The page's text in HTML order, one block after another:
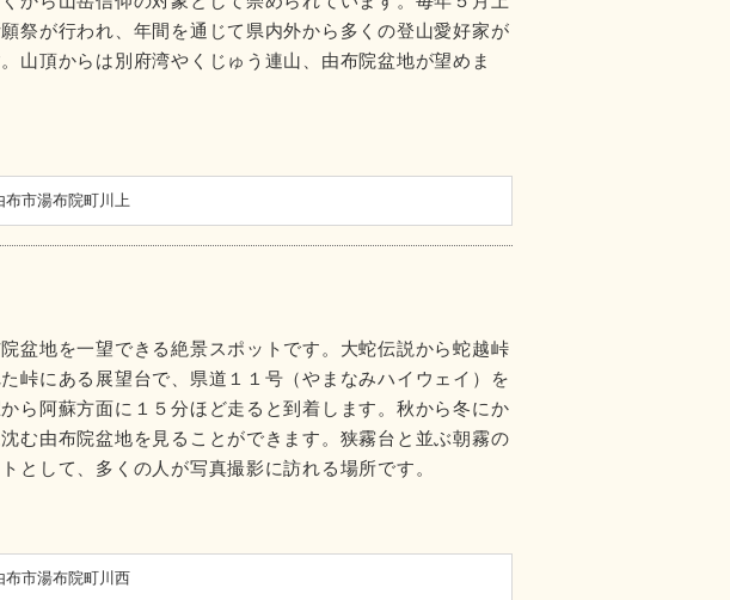
祭が行われ、年間を通じて県内外から多くの登山愛好家が
山頂からは別府湾やくじゅう連山、由布院盆地が望めま
布市湯布院町川上
盆地を一望できる絶景スポットです。大蛇伝説から蛇越峠
峠にある展望台で、県道１１号（やまなみハイウェイ）を
から阿蘇方面に１５分ほど走ると到着します。秋から冬にか
む由布院盆地を見ることができます。狭霧台と並ぶ朝霧の
として、多くの人が写真撮影に訪れる場所です。
布市湯布院町川西